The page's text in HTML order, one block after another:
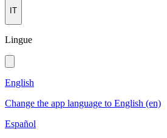
IT
Lingue
English
Change the app language to English (en)
Español